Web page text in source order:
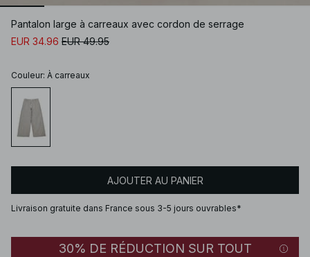
Pantalon large à carreaux avec cordon de serrage
EUR 34.96 EUR 49.95
Couleur: À carreaux
AJOUTER AU PANIER
Livraison gratuite dans France sous 3-5 jours ouvrables*
30% DE RÉDUCTION SUR TOUT